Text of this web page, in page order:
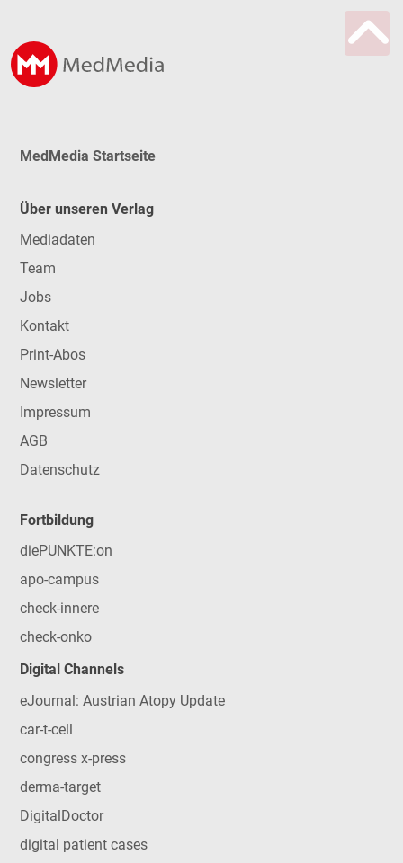
MedMedia Startseite
Über unseren Verlag
Mediadaten
Team
Jobs
Kontakt
Print-Abos
Newsletter
Impressum
AGB
Datenschutz
Fortbildung
diePUNKTE:on
apo-campus
check-innere
check-onko
Digital Channels
eJournal: Austrian Atopy Update
car-t-cell
congress x-press
derma-target
DigitalDoctor
digital patient cases